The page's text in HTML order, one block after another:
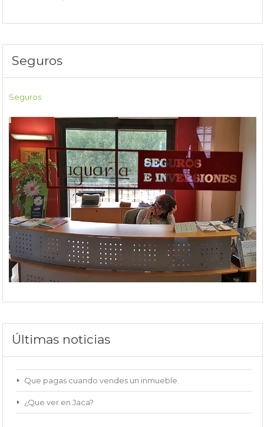
Seguros
Seguros
Últimas noticias
Que pagas cuando vendes un inmueble.
¿Que ver en Jaca?